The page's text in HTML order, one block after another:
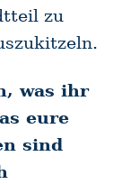
zu
was ihr
eure
sind